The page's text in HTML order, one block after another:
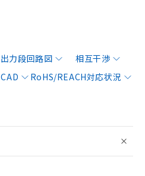
出力段回路図
相互干渉
CAD
RoHS/REACH対応状況